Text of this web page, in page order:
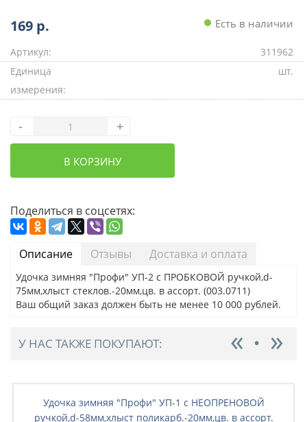
169 р. Есть в наличии
Артикул:
311962
Единица
измерения:
шт.
- +
В КОРЗИНУ
Поделиться в соцсетях:
Описание Отзывы Доставка и оплата
Удочка зимняя "Профи" УП-2 с ПРОБКОВОЙ ручкой,d-
75мм,хлыст стеклов.-20мм,цв. в ассорт. (003.0711)
Ваш общий заказ должен быть не менее 10 000 рублей.
У НАС ТАКЖЕ ПОКУПАЮТ:
Удочка зимняя "Профи" УП-1 с НЕОПРЕНОВОЙ
ручкой,d-58мм,хлыст поликарб.-20мм,цв. в ассорт.